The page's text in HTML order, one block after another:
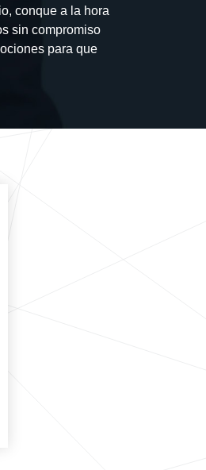
conque a la hora
sin compromiso
para que